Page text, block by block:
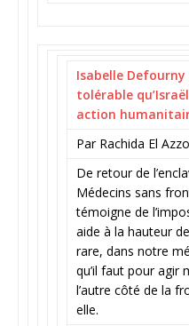
Isabelle Defourny
tolérable
action
Par Rachida El
De retour de
Médecins sans
témoigne de
aide à la hauteur
rare, dans notre
qu’il faut pour agir
l’autre côté de la
elle.